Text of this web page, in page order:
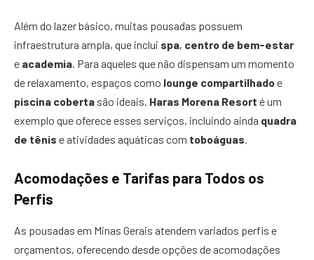
Além do lazer básico, muitas pousadas possuem
infraestrutura ampla, que inclui spa, centro de bem-estar
e academia . Para aqueles que não dispensam um momento
de relaxamento, espaços como lounge compartilhadoe
piscina coberta são ideais. Haras Morena Resort é um
exemplo que oferece esses serviços, incluindo ainda quadra
de tênis e atividades aquáticas com toboáguas
Acomodações e Tarifas para Todos os
Perfis
As pousadas em Minas Gerais atendem variados perfis e
orçamentos, oferecendo desde opções de acomodações